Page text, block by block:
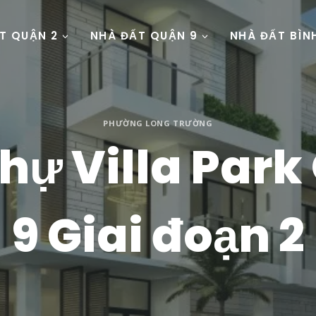
QUẬN 2 NHÀ ĐẤT QUẬN 9 NHÀ ĐẤT
PHƯỜNG LONG TRƯỜNG
Villa Park
9 Giai đoạn 2